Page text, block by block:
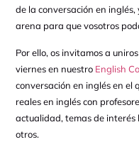
de la conversación en
arena para que vosotros
Por ello, os invitamos a
viernes en nuestro English
conversación en inglés en el
reales en inglés con
actualidad, temas de interés
otros.